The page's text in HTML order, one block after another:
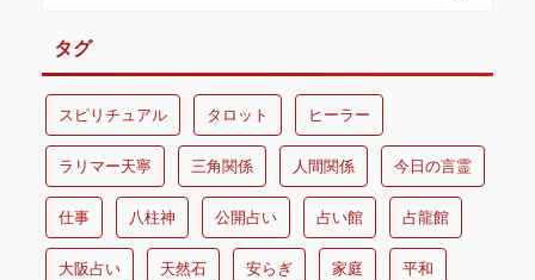
タグ
スピリチュアル タロット ヒーラー
ラリマー天寧 三角関係 人間関係 今日の言霊
仕事 八柱神 公開占い 占い館 占龍館
大阪占い 天然石 安らぎ 家庭 平和